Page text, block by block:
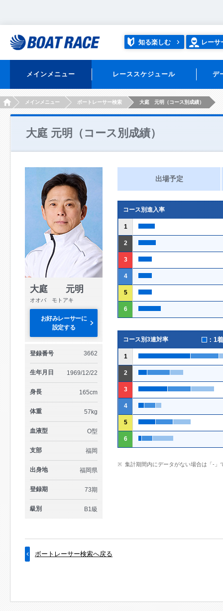
知る楽しむ レーサ
メインメニュー レーススケジュール デ
HOMEメインメニュー ボートレーサー検索 大庭 元明（コース別成績）
大庭 元明（コース別成績）
大庭 元明
オオバ モトアキ
お好みレーサーに
設定する
登録番号 3662
生年月日 1969/12/22
身長 165cm
体重 57kg
血液型 O型
支部 福岡
出身地 福岡県
登録期 73期
級別 B1級
出場予定
コース別進入率
1
2
3
4
5
6
コース別3連対率 ：1
1
2
3
4
5
6
集計期間内にデータがない場合は「-」
ボートレーサー検索へ戻る